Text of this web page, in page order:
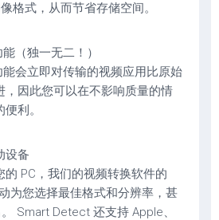
格式，从而节省存储空间。
（独一无二！）
会立即对传输的视频应用比原始
，因此您可以在不影响质量的情
利。
设备
PC，我们的视频转换软件的
为您选择最佳格式和分辨率，甚
Smart Detect 还支持 Apple、